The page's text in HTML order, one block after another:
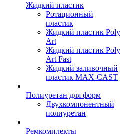
Жидкий пластик
Ротационный
пластик
Жидкий пластик Poly
Art
Жидкий пластик Poly
Art Fast
Жидкий заливочный
пластик MAX-CAST
Полиуретан для форм
Двухкомпонентный
полиуретан
Ремкомплекты